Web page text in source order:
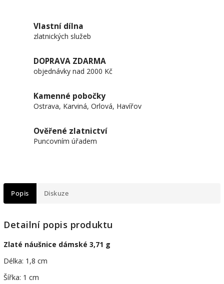
Vlastní dílna
zlatnických služeb
DOPRAVA ZDARMA
objednávky nad 2000 Kč
Kamenné pobočky
Ostrava, Karviná, Orlová, Havířov
Ověřené zlatnictví
Puncovním úřadem
Popis Diskuze
Detailní popis produktu
Zlaté náušnice dámské 3,71 g
Délka: 1,8 cm
Šířka: 1 cm